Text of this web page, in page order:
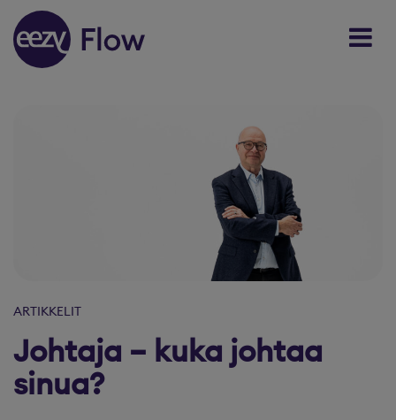
Skip to content
ARTIKKELIT
Johtaja – kuka johtaa
sinua?